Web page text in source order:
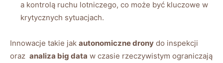
a ​kontrolą ruchu ⁤lotniczego, ⁣co może być kluczowe‍ w
krytycznych sytuacjach.
Innowacje takie jak autonomiczne drony ⁣do ‍inspekcji
⁢oraz ⁣ analiza big data w czasie rzeczywistym⁢ ograniczają